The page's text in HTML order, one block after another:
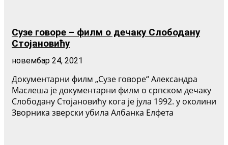
Сузе говоре – филм о дечаку Слободану
Стојановићу
новембар 24, 2021
Документарни филм „Сузе говоре“ Александра
Маслеша је документарни филм о српском дечаку
Слободану Стојановићу кога је јула 1992. у околини
Зворника зверски убила Албанка Елфета